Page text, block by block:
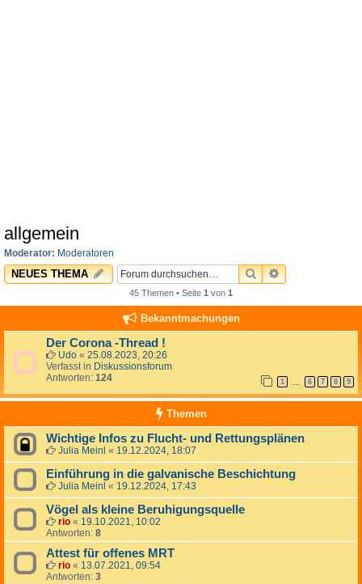
allgemein
Moderator: Moderatoren
NEUES THEMA SUCHEERWEITERTE
45 Themen • Seite 1 von 1
Bekanntmachungen
Der Corona -Thread !
Udo « 25.08.2023, 20:26
Verfasst in Diskussionsforum
Antworten: 124 1 … 6 7 8 9
Themen
Wichtige Infos zu Flucht- und Rettungsplänen
Julia Meinl « 19.12.2024, 18:07
Einführung in die galvanische Beschichtung
Julia Meinl « 19.12.2024, 17:43
Vögel als kleine Beruhigungsquelle
rio « 19.10.2021, 10:02
Antworten: 8
Attest für offenes MRT
rio « 13.07.2021, 09:54
Antworten: 3